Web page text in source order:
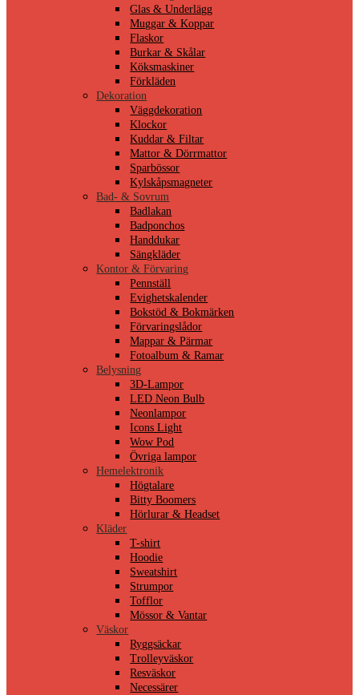
Glas & Underlägg
Muggar & Koppar
Flaskor
Burkar & Skålar
Köksmaskiner
Förkläden
Dekoration
Väggdekoration
Klockor
Kuddar & Filtar
Mattor & Dörrmattor
Sparbössor
Kylskåpsmagneter
Bad- & Sovrum
Badlakan
Badponchos
Handdukar
Sängkläder
Kontor & Förvaring
Pennställ
Evighetskalender
Bokstöd & Bokmärken
Förvaringslådor
Mappar & Pärmar
Fotoalbum & Ramar
Belysning
3D-Lampor
LED Neon Bulb
Neonlampor
Icons Light
Wow Pod
Övriga lampor
Hemelektronik
Högtalare
Bitty Boomers
Hörlurar & Headset
Kläder
T-shirt
Hoodie
Sweatshirt
Strumpor
Tofflor
Mössor & Vantar
Väskor
Ryggsäckar
Trolleyväskor
Resväskor
Necessärer